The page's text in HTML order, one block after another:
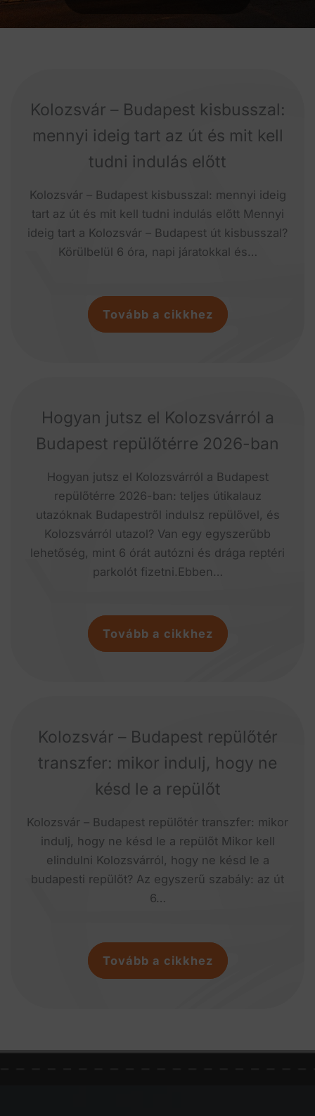
Kolozsvár – Budapest kisbusszal:
mennyi ideig tart az út és mit kell
tudni indulás előtt
Kolozsvár – Budapest kisbusszal: mennyi ideig
tart az út és mit kell tudni indulás előtt Mennyi
ideig tart a Kolozsvár – Budapest út kisbusszal?
Körülbelül 6 óra, napi járatokkal és…
Tovább a cikkhez
Hogyan jutsz el Kolozsvárról a
Budapest repülőtérre 2026-ban
Hogyan jutsz el Kolozsvárról a Budapest
repülőtérre 2026-ban: teljes útikalauz
utazóknak Budapestről indulsz repülővel, és
Kolozsvárról utazol? Van egy egyszerűbb
lehetőség, mint 6 órát autózni és drága reptéri
parkolót fizetni.Ebben…
Tovább a cikkhez
Kolozsvár – Budapest repülőtér
transzfer: mikor indulj, hogy ne
késd le a repülőt
Kolozsvár – Budapest repülőtér transzfer: mikor
indulj, hogy ne késd le a repülőt Mikor kell
elindulni Kolozsvárról, hogy ne késd le a
budapesti repülőt? Az egyszerű szabály: az út
6…
Tovább a cikkhez